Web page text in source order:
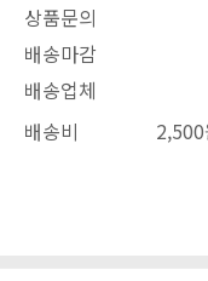
상품문의
배송마감
배송업체
배송비
2,500